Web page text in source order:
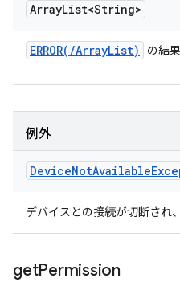
ArrayList<String>
ERROR( /ArrayList) の結果
例外
DeviceNotAvailable
デバイスとの接続が切断され
getPermission